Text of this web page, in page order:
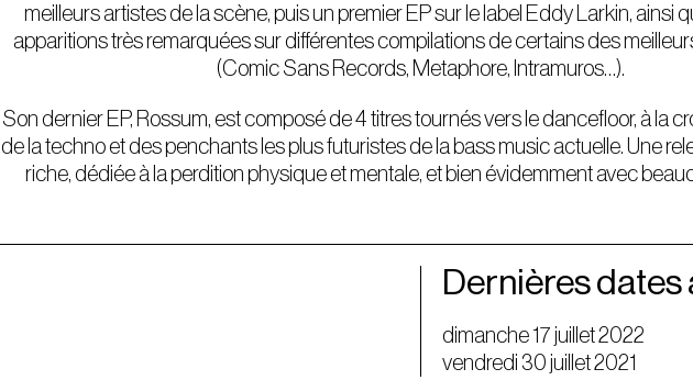
meilleurs artistes de la scène, puis un premier EP sur le label Eddy Larkin, ainsi
apparitions très remarquées sur différentes compilations de certains des
(Comic Sans Records, Metaphore, Intramuros…).
Son dernier EP, Rossum, est composé de 4 titres tournés vers le dancefloor, à la
de la techno et des penchants les plus futuristes de la bass music actuelle. Une
riche, dédiée à la perdition physique et mentale, et bien évidemment avec
Dernières dates
dimanche 17 juillet 2022
vendredi 30 juillet 2021